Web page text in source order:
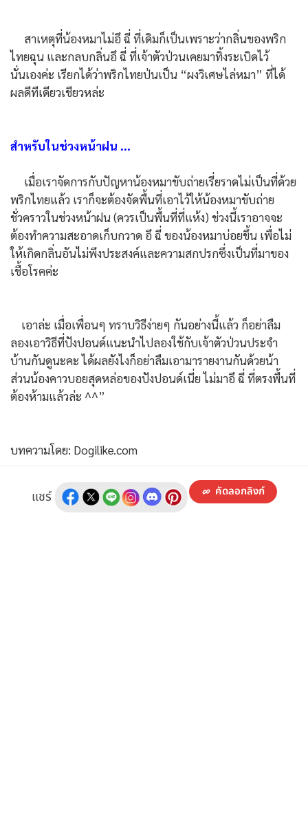
สาเหตุที่น้องหมาไม่อึ ฉี่ ที่เดิมก็เป็นเพราะว่ากลิ่นของพริก
ไทยฉุน และกลบกลิ่นอึ ฉี่ ที่เจ้าตัวป่วนเคยมาทิ้งระเบิดไว้
นั่นเองค่ะ เรียกได้ว่าพริกไทยป่นเป็น “ผงวิเศษไล่หมา” ที่ได้
ผลดีทีเดียวเชียวหล่ะ
สำหรับในช่วงหน้าฝน ...
เมื่อเราจัดการกับปัญหาน้องหมาขับถ่ายเรี่ยราดไม่เป็นที่ด้วย
พริกไทยแล้ว เราก็จะต้องจัดพื้นที่เอาไว้ให้น้องหมาขับถ่าย
ชั่วคราวในช่วงหน้าฝน (ควรเป็นพื้นที่ที่แห้ง) ช่วงนี้เราอาจจะ
ต้องทำความสะอาดเก็บกวาด อึ ฉี่ ของน้องหมาบ่อยขึ้น เพื่อไม่
ให้เกิดกลิ่นอันไม่พึงประสงค์และความสกปรกซึ่งเป็นที่มาของ
เชื้อโรคค่ะ
เอาล่ะ เมื่อเพื่อนๆ ทราบวิธีง่ายๆ กันอย่างนี้แล้ว ก็อย่าลืม
ลองเอาวิธีที่ปังปอนด์แนะนำไปลองใช้กับเจ้าตัวป่วนประจำ
บ้านกันดูนะคะ ได้ผลยังไงก็อย่าลืมเอามารายงานกันด้วยน้า
ส่วนน้องคาวบอยสุดหล่อของปังปอนด์เนี่ย ไม่มาอึ ฉี่ ที่ตรงพื้นที่
ต้องห้ามแล้วล่ะ ^^”
บทความโดย: Dogilike.com
แชร์ คัดลอกลิงก์